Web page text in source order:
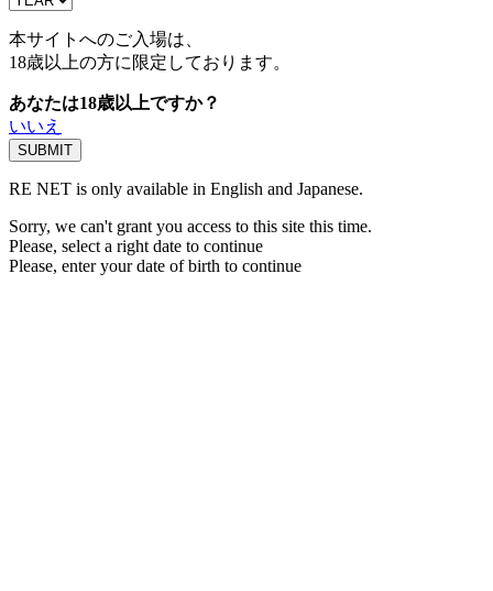
本サイトへのご入場は、
18歳以上の方に限定しております。
あなたは18歳以上ですか？
いいえ
RE NET is only available in English and Japanese.
Sorry, we can't grant you access to this site this time.
Please, select a right date to continue
Please, enter your date of birth to continue